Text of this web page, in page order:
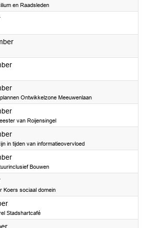
en Raadsleden
2025
2025
2025
2025
Ontwikkelzone Meeuwenlaan
2025
van Roijensingel
2025
in tijden van informatieovervloed
2025
Bouwen
2025
Koers sociaal domein
2025
Stadshartcafé
2025